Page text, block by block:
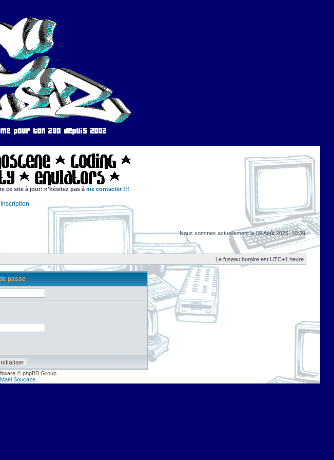
ce site à jour: n'hésitez pas à me contacter !!!
Nous sommes actuellement le 09 Août 2026, 10:39
Le fuseau horaire est UTC+1 heure
passe
© phpBB Group
Maël Soucaze.